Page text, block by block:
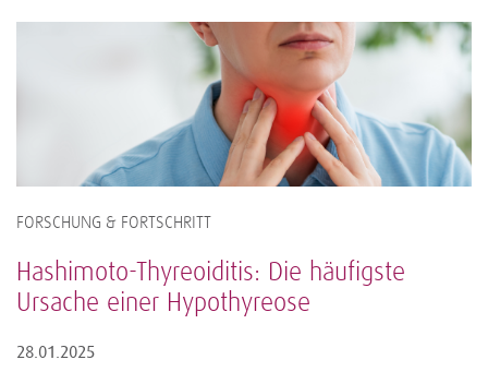
FORSCHUNG & FORTSCHRITT
Hashimoto-Thyreoiditis: Die häufigste
Ursache einer Hypothyreose
28.01.2025